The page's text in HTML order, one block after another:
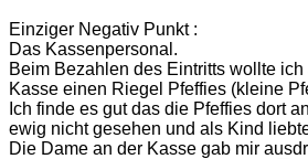
Einziger Negativ Punkt :
Das Kassenpersonal.
Beim Bezahlen des Eintritts wollte
Kasse einen Riegel Pfeffies (kleine
Ich finde es gut das die Pfeffies dort
ewig nicht gesehen und als Kind
Die Dame an der Kasse gab mir